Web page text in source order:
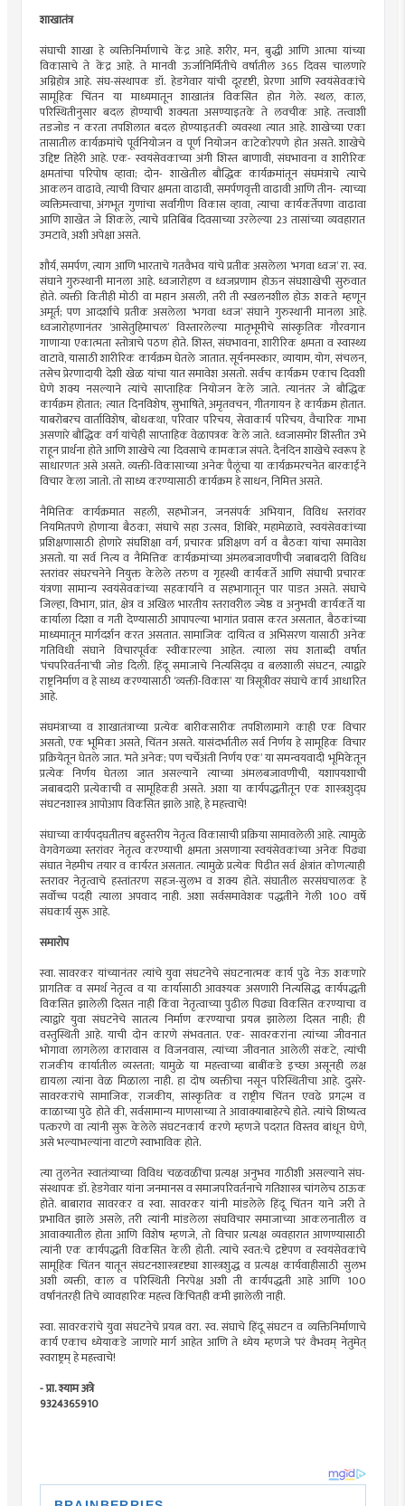
शाखातंत्र
संघाची शाखा हे व्यक्तिनिर्माणाचे केंद्र आहे. शरीर, मन, बुद्धी आणि आत्मा यांच्या
विकासाचे ते केंद्र आहे. ते मानवी ऊर्जानिर्मितीचे वर्षातील 365 दिवस चालणारे
अग्निहोत्र आहे. संघ-संस्थापक डॉ. हेडगेवार यांची दूरदृष्टी, प्रेरणा आणि स्वयंसेवकांचे
सामूहिक चिंतन या माध्यमातून शाखातंत्र विकसित होत गेले. स्थल, काल,
परिस्थितीनुसार बदल होण्याची शक्यता असण्याइतके ते लवचीक आहे. तत्त्वाशी
तडजोड न करता तपशिलात बदल होण्याइतकी व्यवस्था त्यात आहे. शाखेच्या एका
तासातील कार्यक्रमांचे पूर्वनियोजन व पूर्ण नियोजन काटेकोरपणे होत असते. शाखेचे
उद्दिष्ट तिहेरी आहे. एक- स्वयंसेवकाच्या अंगी शिस्त बाणावी, संघभावना व शारीरिक
क्षमतांचा परिपोष व्हावा; दोन- शाखेतील बौद्धिक कार्यक्रमांतून संघमंत्राचे त्याचे
आकलन वाढावे, त्याची विचार क्षमता वाढावी, समर्पणवृत्ती वाढावी आणि तीन- त्याच्या
व्यक्तिमत्त्वाचा, अंगभूत गुणांचा सर्वांगीण विकास व्हावा, त्याचा कार्यकर्तेपणा वाढावा
आणि शाखेत जे शिकले, त्याचे प्रतिबिंब दिवसाच्या उरलेल्या 23 तासांच्या व्यवहारात
उमटावे, अशी अपेक्षा असते.
शौर्य, समर्पण, त्याग आणि भारताचे गतवैभव यांचे प्रतीक असलेला ‌‘भगवा ध्वज‌’ रा. स्व.
संघाने गुरुस्थानी मानला आहे. ध्वजारोहण व ध्वजप्रणाम होऊन संघशाखेची सुरुवात
होते. व्यक्ती कितीही मोठी वा महान असली, तरी ती स्खलनशील होऊ शकते म्हणून
अमूर्त; पण आदर्शाचे प्रतीक असलेला ‌‘भगवा ध्वज‌’ संघाने गुरुस्थानी मानला आहे.
ध्वजारोहणानंतर ‌‘आसेतुहिमाचल‌’ विस्तारलेल्या मातृभूमीचे सांस्कृतिक गौरवगान
गाणाऱ्या एकात्मता स्तोत्राचे पठण होते. शिस्त, संघभावना, शारीरिक क्षमता व स्वास्थ्य
वाटावे, यासाठी शारीरिक कार्यक्रम घेतले जातात. सूर्यनमस्कार, व्यायाम, योग, संचलन,
तसेच प्रेरणादायी देशी खेळ यांचा यात समावेश असतो. सर्वच कार्यक्रम एकाच दिवशी
घेणे शक्य नसल्याने त्यांचे साप्ताहिक नियोजन केले जाते. त्यानंतर जे बौद्धिक
कार्यक्रम होतात; त्यात दिनविशेष, सुभाषिते, अमृतवचन, गीतगायन हे कार्यक्रम होतात.
याबरोबरच वार्ताविशेष, बोधकथा, परिवार परिचय, सेवाकार्य परिचय, वैचारिक गाभा
असणारे बौद्धिक वर्ग यांचेही साप्ताहिक वेळापत्रक केले जाते. ध्वजासमोर शिस्तीत उभे
राहून प्रार्थना होते आणि शाखेचे त्या दिवसाचे कामकाज संपते. दैनंदिन शाखेचे स्वरूप हे
साधारणतः असे असते. व्यक्ती-विकासाच्या अनेक पैलूंचा या कार्यक्रमरचनेत बारकाईने
विचार केला जातो. तो साध्य करण्यासाठी कार्यक्रम हे साधन, निमित्त असते.
नैमित्तिक कार्यक्रमात सहली, सहभोजन, जनसंपर्क अभियान, विविध स्तरांवर
नियमितपणे होणाऱ्या बैठका, संघाचे सहा उत्सव, शिबिरे, महामेळावे, स्वयंसेवकांच्या
प्रशिक्षणासाठी होणारे संघशिक्षा वर्ग, प्रचारक प्रशिक्षण वर्ग व बैठका यांचा समावेश
असतो. या सर्व नित्य व नैमित्तिक कार्यक्रमांच्या अंमलबजावणीची जबाबदारी विविध
स्तरांवर संघरचनेने नियुक्त केलेले तरुण व गृहस्थी कार्यकर्ते आणि संघाची प्रचारक
यंत्रणा सामान्य स्वयंसेवकांच्या सहकार्याने व सहभागातून पार पाडत असते. संघाचे
जिल्हा, विभाग, प्रांत, क्षेत्र व अखिल भारतीय स्तरावरील ज्येष्ठ व अनुभवी कार्यकर्ते या
कार्याला दिशा व गती देण्यासाठी आपापल्या भागांत प्रवास करत असतात, बैठकांच्या
माध्यमातून मार्गदर्शन करत असतात. सामाजिक दायित्व व अभिसरण यासाठी अनेक
गतिविधी संघाने विचारपूर्वक स्वीकारल्या आहेत. त्याला संघ शताब्दी वर्षात
‌‘पंचपरिवर्तना‌’ची जोड दिली. हिंदू समाजाचे नित्यसिद्घ व बलशाली संघटन, त्याद्वारे
राष्ट्रनिर्माण व हे साध्य करण्यासाठी ‌‘व्यक्ती-विकास‌’ या त्रिसूत्रीवर संघाचे कार्य आधारित
आहे.
संघमंत्राच्या व शाखातंत्राच्या प्रत्येक बारीकसारीक तपशिलामागे काही एक विचार
असतो, एक भूमिका असते, चिंतन असते. यासंदर्भातील सर्व निर्णय हे सामूहिक विचार
प्रक्रियेतून घेतले जात. ‌‘मते अनेक; पण चर्चेअंती निर्णय एक‌’ या समन्वयवादी भूमिकेतून
प्रत्येक निर्णय घेतला जात असल्याने त्याच्या अंमलबजावणीची, यशापयशाची
जबाबदारी प्रत्येकाची व सामूहिकही असते. अशा या कार्यपद्धतीतून एक शास्त्रशुद्घ
संघटनशास्त्र आपोआप विकसित झाले आहे, हे महत्त्वाचे!
संघाच्या कार्यपद्घतीतच बहुस्तरीय नेतृत्व विकासाची प्रक्रिया सामावलेली आहे. त्यामुळे
वेगवेगळ्या स्तरांवर नेतृत्व करण्याची क्षमता असणाऱ्या स्वयंसेवकांच्या अनेक पिढ्या
संघात नेहमीच तयार व कार्यरत असतात. त्यामुळे प्रत्येक पिढीत सर्व क्षेत्रांत कोणत्याही
स्तरावर नेतृत्वाचे हस्तांतरण सहज-सुलभ व शक्य होते. संघातील सरसंघचालक हे
सर्वोच्च पदही त्याला अपवाद नाही. अशा सर्वसमावेशक पद्धतीने गेली 100 वर्षे
संघकार्य सुरू आहे.
समारोप
स्वा. सावरकर यांच्यानंतर त्यांचे युवा संघटनेचे संघटनात्मक कार्य पुढे नेऊ शकणारे
प्रागतिक व समर्थ नेतृत्व व या कार्यासाठी आवश्यक असणारी नित्यसिद्ध कार्यपद्धती
विकसित झालेली दिसत नाही किंवा नेतृत्वाच्या पुढील पिढ्या विकसित करण्याचा व
त्याद्वारे युवा संघटनेचे सातत्य निर्माण करण्याचा प्रयत्न झालेला दिसत नाही; ही
वस्तुस्थिती आहे. याची दोन कारणे संभवतात. एक- सावरकरांना त्यांच्या जीवनात
भोगावा लागलेला कारावास व विजनवास, त्यांच्या जीवनात आलेली संकटे, त्यांची
राजकीय कार्यातील व्यस्तता; यामुळे या महत्त्वाच्या बाबींकडे इच्छा असूनही लक्ष
द्यायला त्यांना वेळ मिळाला नाही. हा दोष व्यक्तीचा नसून परिस्थितीचा आहे. दुसरे-
सावरकरांचे सामाजिक, राजकीय, सांस्कृतिक व राष्ट्रीय चिंतन एवढे प्रगल्भ व
काळाच्या पुढे होते की, सर्वसामान्य माणसाच्या ते आवाक्याबाहेरचे होते. त्यांचे शिष्यत्व
पत्करणे वा त्यांनी सुरू केलेले संघटनकार्य करणे म्हणजे पदरात विस्तव बांधून घेणे,
असे भल्याभल्यांना वाटणे स्वाभाविक होते.
त्या तुलनेत स्वातंत्र्याच्या विविध चळवळींचा प्रत्यक्ष अनुभव गाठीशी असल्याने संघ-
संस्थापक डॉ. हेडगेवार यांना जनमानस व समाजपरिवर्तनाचे गतिशास्त्र चांगलेच ठाऊक
होते. बाबाराव सावरकर व स्वा. सावरकर यांनी मांडलेले हिंदू चिंतन याने जरी ते
प्रभावित झाले असले, तरी त्यांनी मांडलेला संघविचार समाजाच्या आकलनातील व
आवाक्यातील होता आणि विशेष म्हणजे, तो विचार प्रत्यक्ष व्यवहारात आणण्यासाठी
त्यांनी एक कार्यपद्धती विकसित केली होती. त्यांचे स्वत:चे द्रष्टेपण व स्वयंसेवकांचे
सामूहिक चिंतन यातून संघटनशास्त्रदृष्ट्या शास्त्रशुद्ध व प्रत्यक्ष कार्यवाहीसाठी सुलभ
अशी व्यक्ती, काल व परिस्थिती निरपेक्ष अशी ती कार्यपद्धती आहे आणि 100
वर्षांनंतरही तिचे व्यावहारिक महत्त्व किंचितही कमी झालेली नाही.
स्वा. सावरकरांचे युवा संघटनेचे प्रयत्न वरा. स्व. संघाचे हिंदू संघटन व व्यक्तिनिर्माणाचे
कार्य एकाच ध्येयाकडे जाणारे मार्ग आहेत आणि ते ध्येय म्हणजे ‌‘परं वैभवम्‌‍ नेतुमेत्‌‍
स्वराष्ट्रम्‌ हे महत्त्वाचे!
- प्रा. श्याम अत्रे
9324365910